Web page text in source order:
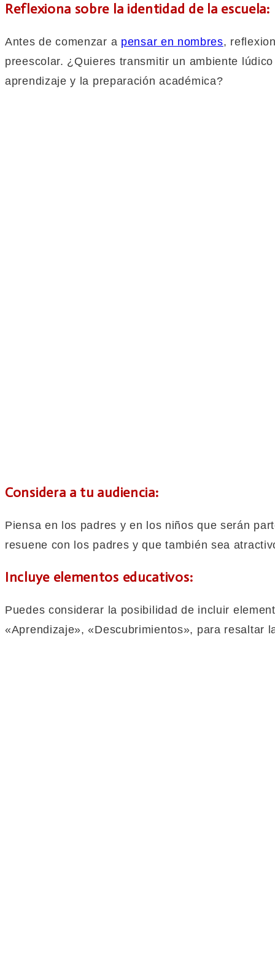
Reflexiona sobre la identidad de la escuela:
Antes de comenzar a pensar en nombres,
preescolar. ¿Quieres transmitir un ambiente
aprendizaje y la preparación académica?
Considera a tu audiencia:
Piensa en los padres y en los niños que serán
resuene con los padres y que también sea
Incluye elementos educativos:
Puedes considerar la posibilidad de incluir
«Aprendizaje», «Descubrimientos», para resaltar